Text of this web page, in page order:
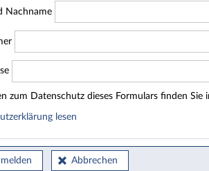
Nachname
zum Datenschutz dieses Formulars finden Sie
lesen
Abbrechen